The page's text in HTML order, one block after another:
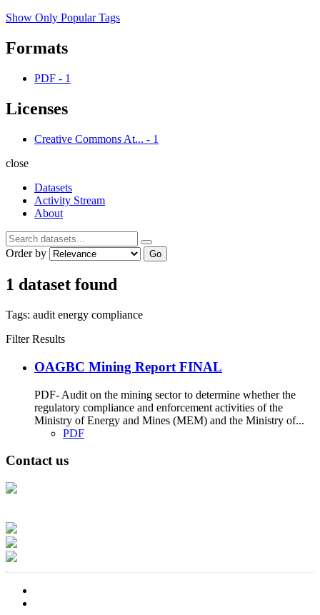
Show Only Popular Tags
Formats
PDF - 1
Licenses
Creative Commons At... - 1
close
Datasets
Activity Stream
About
Order by Go
1 dataset found
Tags: audit energy compliance
Filter Results
OAGBC Mining Report FINAL
PDF- Audit on the mining sector to determine whether the
regulatory compliance and enforcement activities of the
Ministry of Energy and Mines (MEM) and the Ministry of...
PDF
Contact us